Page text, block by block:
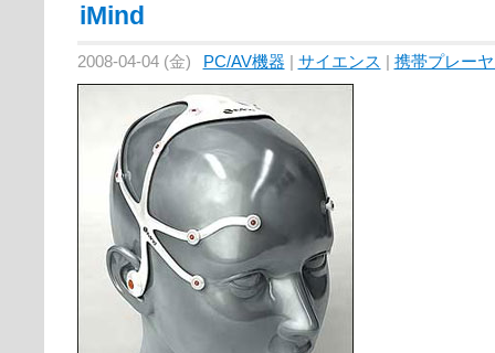
iMind
2008-04-04 (金) PC/AV機器 サイエンス 携帯プレー